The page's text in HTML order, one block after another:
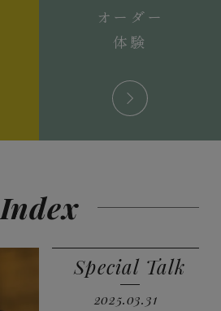
オーダー
体験
Index
Special Talk
2025.03.31